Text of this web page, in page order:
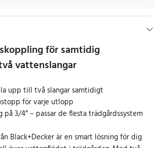
för samtidig
vattenslangar
upp till två slangar samtidigt
för varje utlopp
på 3/4” – passar de flesta trädgårdssystem
Black+Decker är en smart lösning för dig